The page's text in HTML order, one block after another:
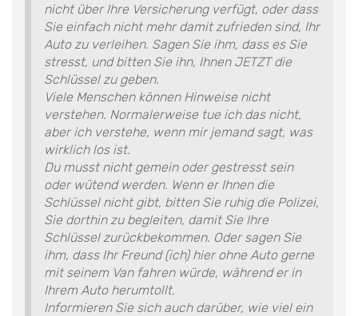
nicht über Ihre Versicherung verfügt, oder dass
Sie einfach nicht mehr damit zufrieden sind, Ihr
Auto zu verleihen. Sagen Sie ihm, dass es Sie
stresst, und bitten Sie ihn, Ihnen JETZT die
Schlüssel zu geben.
Viele Menschen können Hinweise nicht
verstehen. Normalerweise tue ich das nicht,
aber ich verstehe, wenn mir jemand sagt, was
wirklich los ist.
Du musst nicht gemein oder gestresst sein
oder wütend werden. Wenn er Ihnen die
Schlüssel nicht gibt, bitten Sie ruhig die Polizei,
Sie dorthin zu begleiten, damit Sie Ihre
Schlüssel zurückbekommen. Oder sagen Sie
ihm, dass Ihr Freund (ich) hier ohne Auto gerne
mit seinem Van fahren würde, während er in
Ihrem Auto herumtollt.
Informieren Sie sich auch darüber, wie viel ein